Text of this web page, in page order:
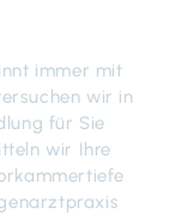
immer mit
wir in
für Sie
wir Ihre